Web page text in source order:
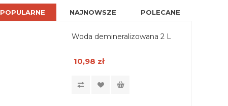
POPULARNE NAJNOWSZE POLECANE
Woda demineralizowana 2 L
10,98 zł